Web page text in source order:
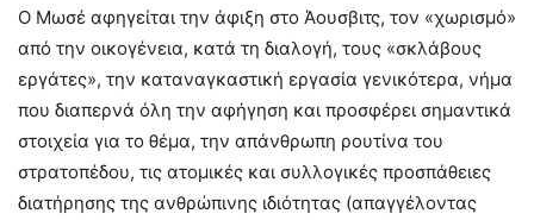
Ο Μωσέ αφηγείται την άφιξη στο Άουσβιτς, τον «χωρισμό»
από την οικογένεια, κατά τη διαλογή, τους «σκλάβους
εργάτες», την καταναγκαστική εργασία γενικότερα, νήμα
που διαπερνά όλη την αφήγηση και προσφέρει σημαντικά
στοιχεία για το θέμα, την απάνθρωπη ρουτίνα του
στρατοπέδου, τις ατομικές και συλλογικές προσπάθειες
διατήρησης της ανθρώπινης ιδιότητας (απαγγέλοντας